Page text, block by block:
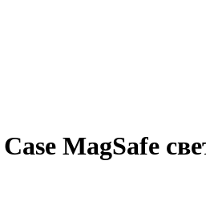
MagSafe